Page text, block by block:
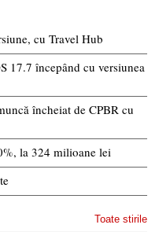
cu Travel Hub
17.7 începând cu versiunea
încheiat de CPBR cu
la 324 milioane lei
Toate stirile